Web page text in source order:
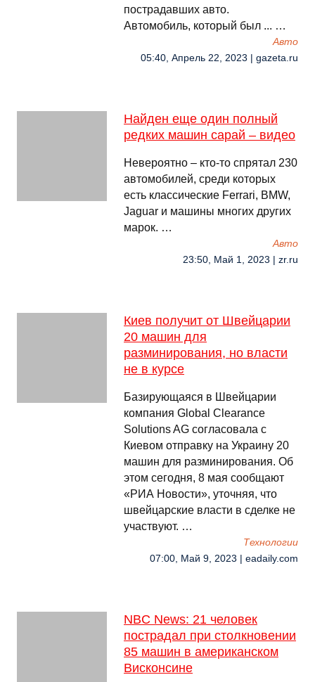
пострадавших авто.
Автомобиль, который был ... …
Авто
05:40, Апрель 22, 2023 | gazeta.ru
Найден еще один полный
редких машин сарай – видео
Невероятно – кто-то спрятал 230
автомобилей, среди которых
есть классические Ferrari, BMW,
Jaguar и машины многих других
марок. …
Авто
23:50, Май 1, 2023 | zr.ru
Киев получит от Швейцарии
20 машин для
разминирования, но власти
не в курсе
Базирующаяся в Швейцарии
компания Global Clearance
Solutions AG согласовала с
Киевом отправку на Украину 20
машин для разминирования. Об
этом сегодня, 8 мая сообщают
«РИА Новости», уточняя, что
швейцарские власти в сделке не
участвуют. …
Технологии
07:00, Май 9, 2023 | eadaily.com
NBC News: 21 человек
пострадал при столкновении
85 машин в американском
Висконсине